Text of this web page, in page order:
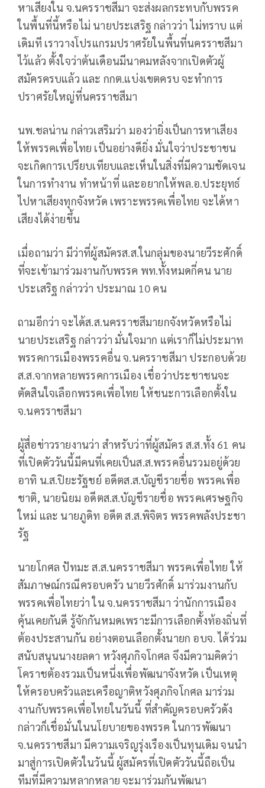
หาเสียงใน จ.นครราชสีมา จะส่งผลกระทบกับพรรค
ในพื้นที่นี้หรือไม่ นายประเสริฐ กล่าวว่า ไม่ทราบ แต่
เดิมที เราวางโปรแกรมปราศรัยในพื้นที่นครราชสีมา
ไว้แล้ว ตั้งใจว่าต้นเดือนมีนาคมหลังจากเปิดตัวผู้
สมัครครบแล้ว และ กกต.แบ่งเขตครบ จะทำการ
ปราศรัยใหญ่ที่นครราชสีมา
นพ.ชลน่าน กล่าวเสริมว่า มองว่ายิ่งเป็นการหาเสียง
ให้พรรคเพื่อไทย เป็นอย่างดียิ่ง มั่นใจว่าประชาชน
จะเกิดการเปรียบเทียบและเห็นในสิ่งที่มีความชัดเจน
ในการทำงาน ทำหน้าที่ และอยากให้พล.อ.ประยุทธ์
ไปหาเสียงทุกจังหวัด เพราะพรรคเพื่อไทย จะได้หา
เสียงได้ง่ายขึ้น
เมื่อถามว่า มีว่าที่ผู้สมัครส.ส.ในกลุ่มของนายวีระศักดิ์
ที่จะเข้ามาร่วมงานกับพรรค พท.ทั้งหมดกี่คน นาย
ประเสริฐ กล่าวว่า ประมาณ 10 คน
ถามอีกว่า จะได้ส.ส.นครราชสีมายกจังหวัดหรือไม่
นายประเสริฐ กล่าวว่า มั่นใจมาก แต่เราก็ไม่ประมาท
พรรคการเมืองพรรคอื่น จ.นครราชสีมา ประกอบด้วย
ส.ส.จากหลายพรรคการเมือง เชื่อว่าประชาชนจะ
ตัดสินใจเลือกพรรคเพื่อไทย ให้ชนะการเลือกตั้งใน
จ.นครราชสีมา
ผู้สื่อข่าวรายงานว่า สำหรับว่าที่ผู้สมัคร ส.ส.ทั้ง 61 คน
ที่เปิดตัววันนี้มีคนที่เคยเป็นส.ส.พรรคอื่นรวมอยู่ด้วย
อาทิ น.ส.ปิยะรัฐชย์ อดีตส.ส.บัญชีรายชื่อ พรรคเพื่อ
ชาติ, นายนิยม อดีตส.ส.บัญชีรายชื่อ พรรคเศรษฐกิจ
ใหม่ และ นายภูดิท อดีต ส.ส.พิจิตร พรรคพลังประชา
รัฐ
นายโกศล ปัทมะ ส.ส.นครราชสีมา พรรคเพื่อไทย ให้
สัมภาษณ์กรณีครอบครัว นายวีรศักดิ์ มาร่วมงานกับ
พรรคเพื่อไทยว่า ใน จ.นครราชสีมา ว่านักการเมือง
คุ้นเคยกันดี รู้จักกันหมดเพราะมีการเลือกตั้งท้องถิ่นที่
ต้องประสานกัน อย่างตอนเลือกตั้งนายก อบจ. ได้ร่วม
สนับสนุนนางยลดา หวังศุภกิจโกศล จึงมีความคิดว่า
โคราชต้องรวมเป็นหนึ่งเพื่อพัฒนาจังหวัด เป็นเหตุ
ให้ครอบครัวและเครือญาติหวังศุภกิจโกศล มาร่วม
งานกับพรรคเพื่อไทยในวันนี้ ที่สำคัญครอบครัวดัง
กล่าวก็เชื่อมั่นในนโยบายของพรรค ในการพัฒนา
จ.นครราชสีมา มีความเจริญรุ่งเรืองเป็นทุนเดิม จนนำ
มาสู่การเปิดตัวในวันนี้ ผู้สมัครที่เปิดตัววันนี้ถือเป็น
ทีมที่มีความหลากหลาย จะมาร่วมกันพัฒนา